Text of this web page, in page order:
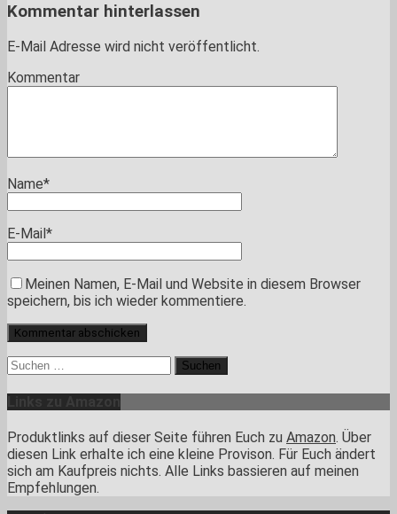
Kommentar hinterlassen
E-Mail Adresse wird nicht veröffentlicht.
Kommentar
Name*
E-Mail*
Meinen Namen, E-Mail und Website in diesem Browser
speichern, bis ich wieder kommentiere.
Suchen
nach:
Produktlinks auf dieser Seite führen Euch zu Amazon. Über
diesen Link erhalte ich eine kleine Provison. Für Euch ändert
sich am Kaufpreis nichts. Alle Links bassieren auf meinen
Empfehlungen.